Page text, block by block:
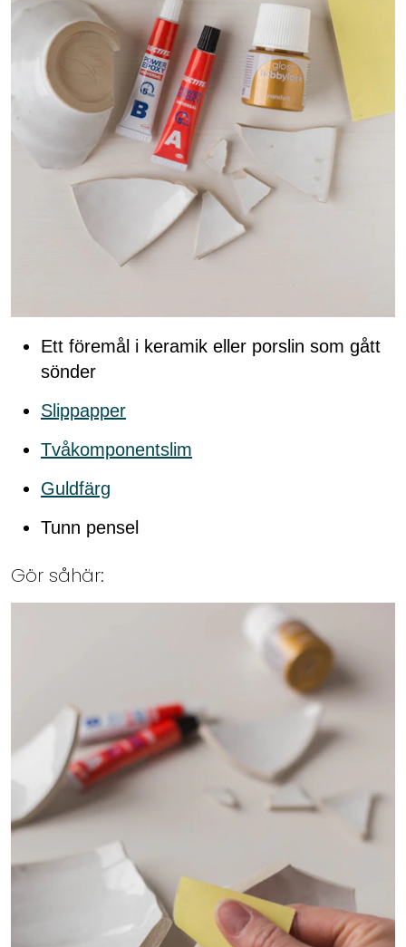
Ett föremål i keramik eller porslin som gått
sönder
Slippapper
Tvåkomponentslim
Guldfärg
Tunn pensel
Gör såhär: